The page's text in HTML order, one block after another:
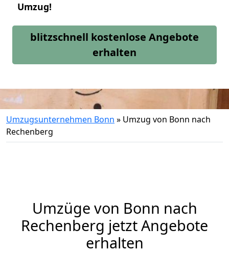
Umzug!
blitzschnell kostenlose Angebote
erhalten
Umzugsunternehmen Bonn » Umzug von Bonn nach
Rechenberg
Umzüge von Bonn nach
Rechenberg jetzt Angebote
erhalten